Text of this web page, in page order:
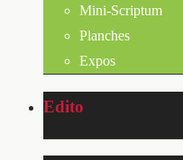
Mini-Scriptum
Planches
Expos
Edito